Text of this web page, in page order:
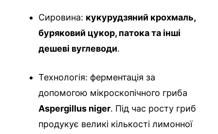
Сировина: кукурудзяний крохмаль,
буряковий цукор, патока та інші
дешеві вуглеводи.
Технологія: ферментація за
допомогою мікроскопічного гриба
Aspergillus niger. Під час росту гриб
продукує великі кількості лимонної